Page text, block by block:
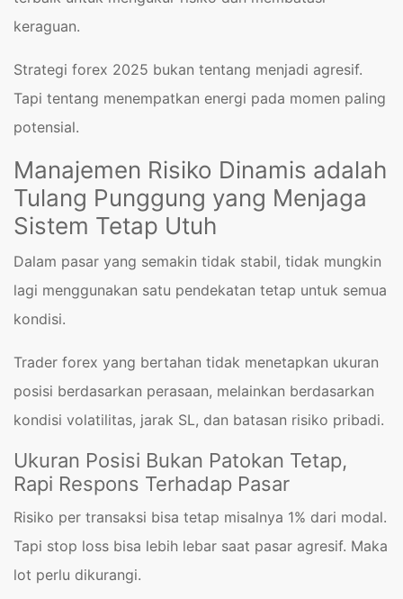
keraguan.
Strategi forex 2025 bukan tentang menjadi agresif.
Tapi tentang menempatkan energi pada momen paling
potensial.
Manajemen Risiko Dinamis adalah
Tulang Punggung yang Menjaga
Sistem Tetap Utuh
Dalam pasar yang semakin tidak stabil, tidak mungkin
lagi menggunakan satu pendekatan tetap untuk semua
kondisi.
Trader forex yang bertahan tidak menetapkan ukuran
posisi berdasarkan perasaan, melainkan berdasarkan
kondisi volatilitas, jarak SL, dan batasan risiko pribadi.
Ukuran Posisi Bukan Patokan Tetap,
Rapi Respons Terhadap Pasar
Risiko per transaksi bisa tetap misalnya 1% dari modal.
Tapi stop loss bisa lebih lebar saat pasar agresif. Maka
lot perlu dikurangi.